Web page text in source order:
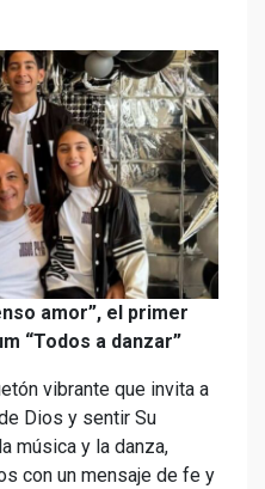
amor”, el primer
“Todos a danzar”
vibrante que invita a
Dios y sentir Su
música y la danza,
con un mensaje de fe y